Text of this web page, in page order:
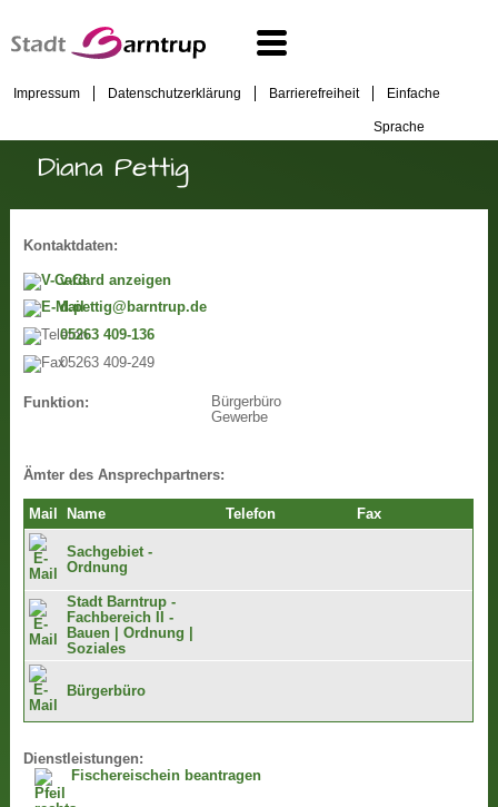
Impressum Datenschutzerklärung Barrierefreiheit Einfache
Sprache
Diana Pettig
Kontaktdaten:
v-Card anzeigen
d.pettig@barntrup.de
05263 409-136
05263 409-249
Funktion:
Bürgerbüro
Gewerbe
Ämter des Ansprechpartners:
Mail Name Telefon Fax
Sachgebiet -
Ordnung
Stadt Barntrup -
Fachbereich II -
Bauen | Ordnung |
Soziales
Bürgerbüro
Dienstleistungen:
Fischereischein beantragen